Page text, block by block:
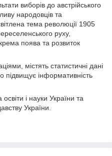
виборів до австрійського
народовців та
тема революції 1905
руху,
поява та розвиток
містять статистичні дані
підвищує інформативність
і науки України та
України.